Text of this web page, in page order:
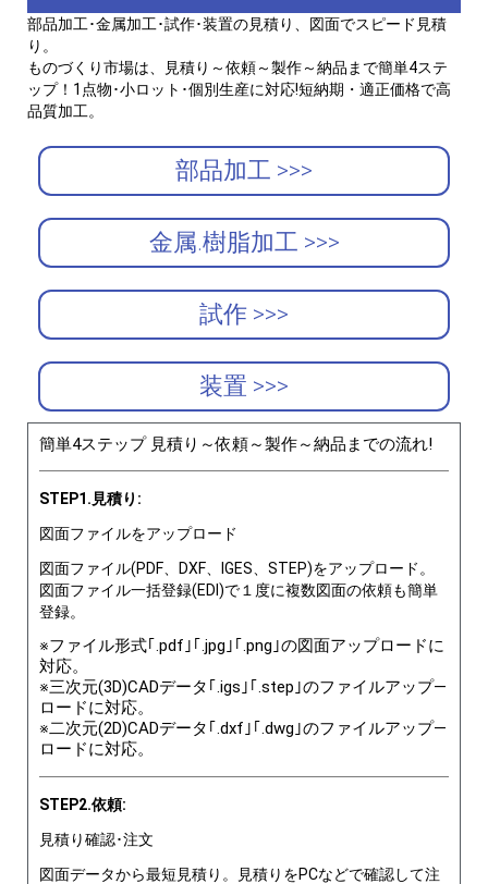
部品加工･金属加工･試作･装置の見積り、図面でスピード見積
り。
ものづくり市場は、見積り～依頼～製作～納品まで簡単4ステ
ップ！1点物･小ロット･個別生産に対応!短納期・適正価格で高
品質加工。
部品加工 >>>
金属.樹脂加工 >>>
試作 >>>
装置 >>>
簡単4ステップ 見積り～依頼～製作～納品までの流れ!
STEP1.見積り:
図面ファイルをアップロード
図面ファイル(PDF、DXF、IGES、STEP)をアップロード。
図面ファイル一括登録(EDI)で１度に複数図面の依頼も簡単
登録。
※ファイル形式｢.pdf｣｢.jpg｣｢.png｣の図面アップロードに
対応。
※三次元(3D)CADデータ｢.igs｣｢.step｣のファイルアップ―
ロードに対応。
※二次元(2D)CADデータ｢.dxf｣｢.dwg｣のファイルアップ―
ロードに対応。
STEP2.依頼:
見積り確認･注文
図面データから最短見積り。見積りをPCなどで確認して注